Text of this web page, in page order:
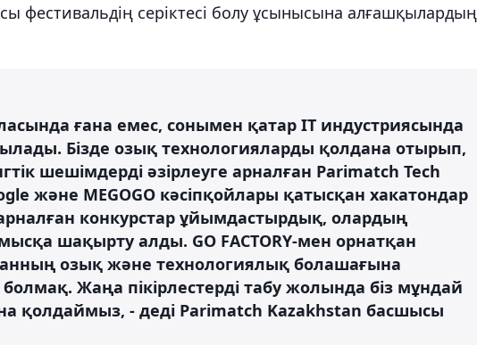
фестивальдің серіктесі болу ұсынысына алғашқылардың
ғана емес, сонымен қатар IT индустриясында
Бізде озық технологияларды қолдана отырып,
шешімдерді әзірлеуге арналған Parimatch Tech
және MEGOGO кәсіпқойлары қатысқан хакатондар
конкурстар ұйымдастырдық, олардың
шақырту алды. GO FACTORY-мен орнатқан
озық және технологиялық болашағына
Жаңа пікірлестерді табу жолында біз мұндай
қолдаймыз, - деді Parimatch Kazakhstan басшысы